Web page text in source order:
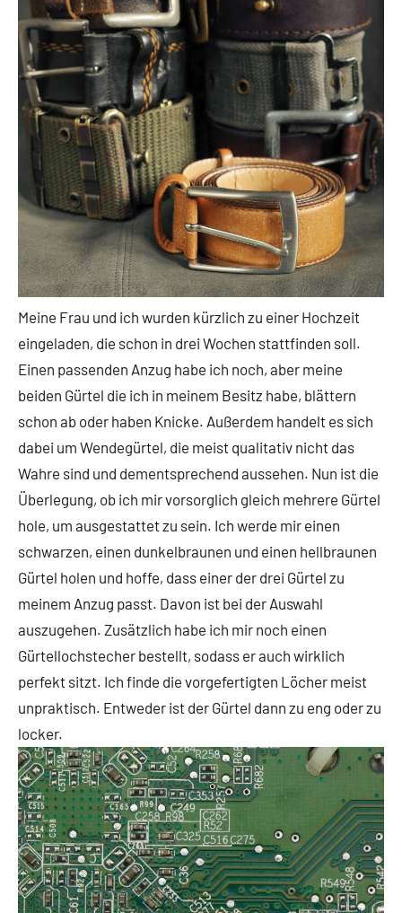
Meine Frau und ich wurden kürzlich zu einer Hochzeit
eingeladen, die schon in drei Wochen stattfinden soll.
Einen passenden Anzug habe ich noch, aber meine
beiden Gürtel die ich in meinem Besitz habe, blättern
schon ab oder haben Knicke. Außerdem handelt es sich
dabei um Wendegürtel, die meist qualitativ nicht das
Wahre sind und dementsprechend aussehen. Nun ist die
Überlegung, ob ich mir vorsorglich gleich mehrere Gürtel
hole, um ausgestattet zu sein. Ich werde mir einen
schwarzen, einen dunkelbraunen und einen hellbraunen
Gürtel holen und hoffe, dass einer der drei Gürtel zu
meinem Anzug passt. Davon ist bei der Auswahl
auszugehen. Zusätzlich habe ich mir noch einen
Gürtellochstecher bestellt, sodass er auch wirklich
perfekt sitzt. Ich finde die vorgefertigten Löcher meist
unpraktisch. Entweder ist der Gürtel dann zu eng oder zu
locker.